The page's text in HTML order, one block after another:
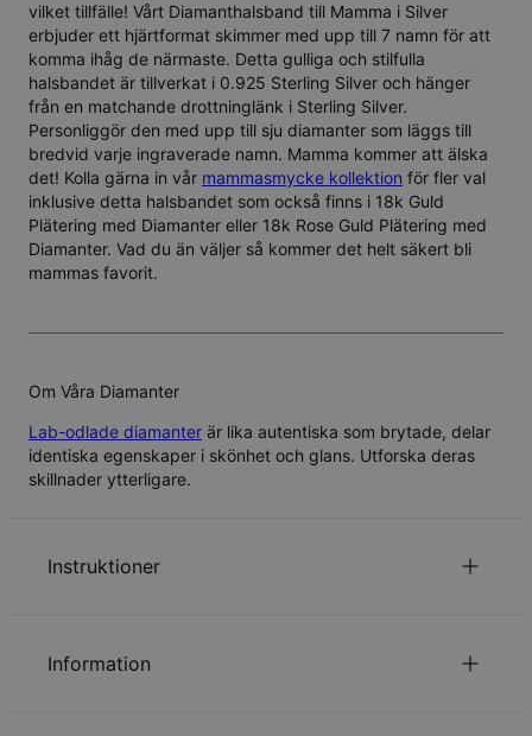
vilket tillfälle! Vårt Diamanthalsband till Mamma i Silver
erbjuder ett hjärtformat skimmer med upp till 7 namn för att
komma ihåg de närmaste. Detta gulliga och stilfulla
halsbandet är tillverkat i 0.925 Sterling Silver och hänger
från en matchande drottninglänk i Sterling Silver.
Personliggör den med upp till sju diamanter som läggs till
bredvid varje ingraverade namn. Mamma kommer att älska
det! Kolla gärna in vår mammasmycke kollektion för fler val
inklusive detta halsbandet som också finns i 18k Guld
Plätering med Diamanter eller 18k Rose Guld Plätering med
Diamanter. Vad du än väljer så kommer det helt säkert bli
mammas favorit.
Om Våra Diamanter
Lab-odlade diamanter är lika autentiska som brytade, delar
identiska egenskaper i skönhet och glans. Utforska deras
skillnader ytterligare.
Instruktioner
arabiska. Se till att din text skrivs in korrekt, eftersom
Information